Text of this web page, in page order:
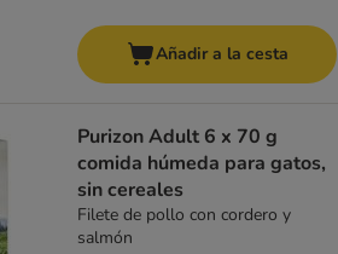
Añadir a la cesta
Purizon Adult 6 x 70 g
comida húmeda para gatos,
sin cereales
Filete de pollo con cordero y
salmón